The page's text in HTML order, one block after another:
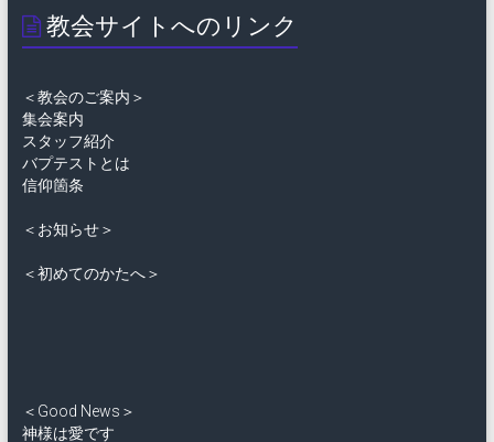
教会サイトへのリンク
＜教会のご案内＞
集会案内
スタッフ紹介
バプテストとは
信仰箇条
＜お知らせ＞
＜初めてのかたへ＞
＜Good News＞
神様は愛です